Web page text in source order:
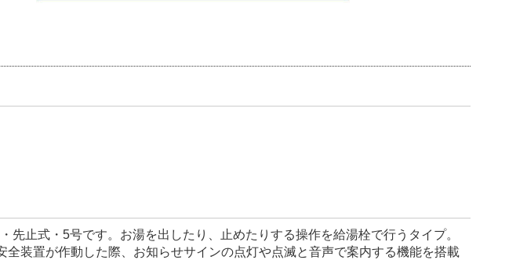
先止式・5号です。お湯を出したり、止めたりする操作を給湯栓で行うタイプ。
全装置が作動した際、お知らせサインの点灯や点滅と音声で案内する機能を搭載